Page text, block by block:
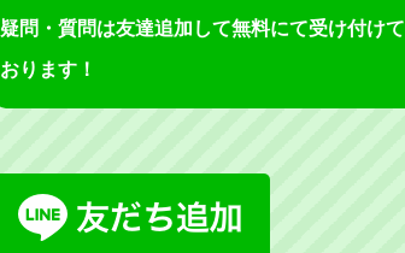
疑問・質問は友達追加して無料にて受け付けて
おります！